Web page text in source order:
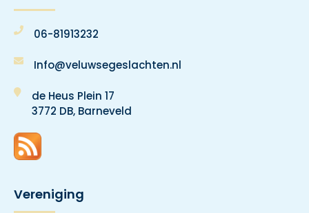
06-81913232
Info@veluwsegeslachten.nl
de Heus Plein 17
3772 DB, Barneveld
Vereniging